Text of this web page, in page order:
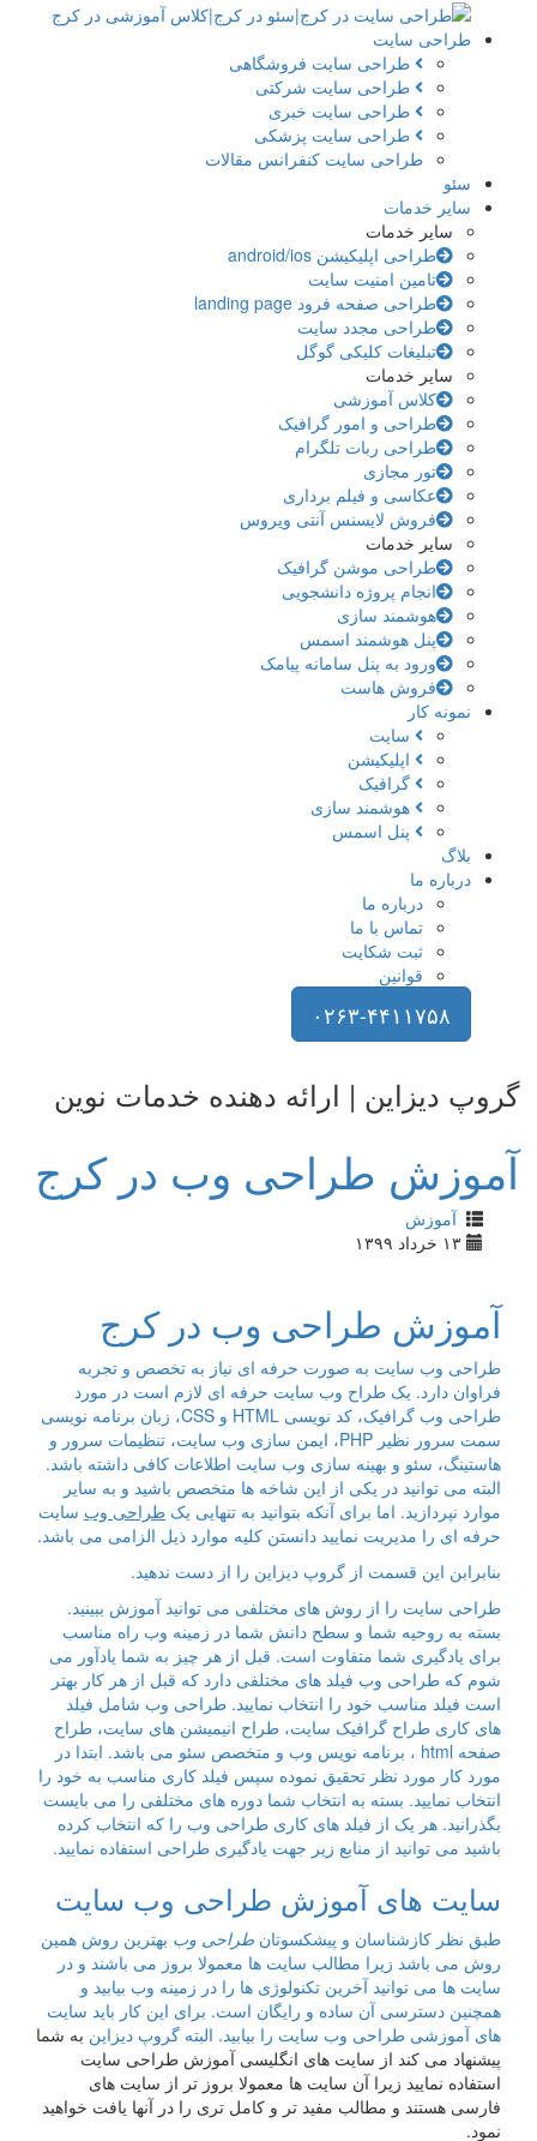
سایت
طراحی سایت فروشگاهی
طراحی سایت شرکتی
طراحی سایت خبری
طراحی سایت پزشکی
طراحی سایت کنفرانس مقالات
خدمات
سایر خدمات
طراحی اپلیکیشن android/ios
تامین امنیت سایت
طراحی صفحه فرود landing page
طراحی مجدد سایت
تبلیغات کلیکی گوگل
سایر خدمات
کلاس آموزشی
طراحی و امور گرافیک
طراحی ربات تلگرام
تور مجازی
عکاسی و فیلم برداری
فروش لایسنس آنتی ویروس
سایر خدمات
طراحی موشن گرافیک
انجام پروژه دانشجویی
هوشمند سازی
پنل هوشمند اسمس
ورود به پنل سامانه پیامک
فروش هاست
کار
اپلیکیشن
گرافیک
هوشمند سازی
پنل اسمس
ما
درباره ما
تماس با ما
ثبت شکایت
۰۲۶۳-۴۴۱۱۷۵۸
| ارائه دهنده خدمات نوین
طراحی وب در کرج
آموزش
طراحی وب در کرج
وب سایت به صورت حرفه ای نیاز به تخصص و تجربه
دارد. یک طراح وب سایت حرفه ای لازم است در مورد
طراحی وب گرافیک، کد نویسی HTML و CSS، زبان برنامه نویسی
سمت سرور نظیر PHP، ایمن سازی وب سایت، تنظیمات سرور و
سئو و بهینه سازی وب سایت اطلاعات کافی داشته باشد.
می توانید در یکی از این شاخه ها متخصص باشید و به سایر
اما برای آنکه بتوانید به تنهایی یک طراحی وبسایت
را مدیریت نمایید دانستن کلیه موارد ذیل الزامی می باشد.
این قسمت از گروپ دیزاین را از دست ندهید.
سایت را از روش های مختلفی می توانید آموزش ببینید.
روحیه شما و سطح دانش شما در زمینه وب راه مناسب
شما متفاوت است. قبل از هر چیز به شما یادآور می
طراحی وب فیلد های مختلفی دارد که قبل از هر کار بهتر
مناسب خود را انتخاب نمایید. طراحی وب شامل فیلد
طراح گرافیک سایت، طراح انیمیشن های سایت، طراح
صفحه html ، برنامه نویس وب و متخصص سئو می باشد. ابتدا در
مورد نظر تحقیق نموده سپس فیلد کاری مناسب به خود را
نمایید. بسته به انتخاب شما دوره های مختلفی را می بایست
هر یک از فیلد های کاری طراحی وب را که انتخاب کرده
توانید از منابع زیر جهت یادگیری طراحی استفاده نمایید.
های آموزش طراحی وب سایت
کازشناسان و پیشکسوتانطراحی وببهترین روش همین
باشد زیرا مطالب سایت ها معمولا بروز می باشند و در
می توانید آخرین تکنولوژی ها را در زمینه وب بیابید و
دسترسی آن ساده و رایگان است. برای این کار باید سایت
طراحی وب سایت را بیابید. البته گروپ دیزاین به شما
می کند از سایت های انگلیسی آموزش طراحی سایت
نمایید زیرا آن سایت ها معمولا بروز تر از سایت های
هستند و مطالب مفید تر و کامل تری را در آنها یافت خواهید